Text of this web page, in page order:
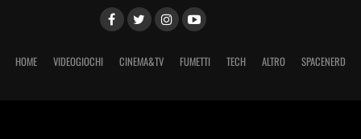
HOME VIDEOGIOCHI CINEMA&TV FUMETTI TECH ALTRO SPACENERD